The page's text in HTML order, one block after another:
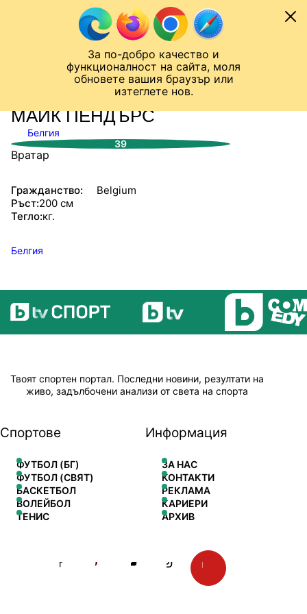
За по-добро качество и
функционалност на сайта, моля
обновете вашия браузър или
изтеглете нов.
Към съдържанието
Лига на Конференциите
СТАТИСТИКИ
МАЙК ПЕНДЪРС
Белгия
39
Вратар
Гражданство:
Belgium
Ръст:200 см
Тегло:кг.
Белгия
Твоят спортен портал. Последни новини, резултати на
живо, задълбочени анализи от света на спорта
Спортове
ФУТБОЛ (БГ)
ФУТБОЛ (СВЯТ)
БАСКЕТБОЛ
ВОЛЕЙБОЛ
ТЕНИС
Информация
ЗА НАС
КОНТАКТИ
РЕКЛАМА
КАРИЕРИ
АРХИВ